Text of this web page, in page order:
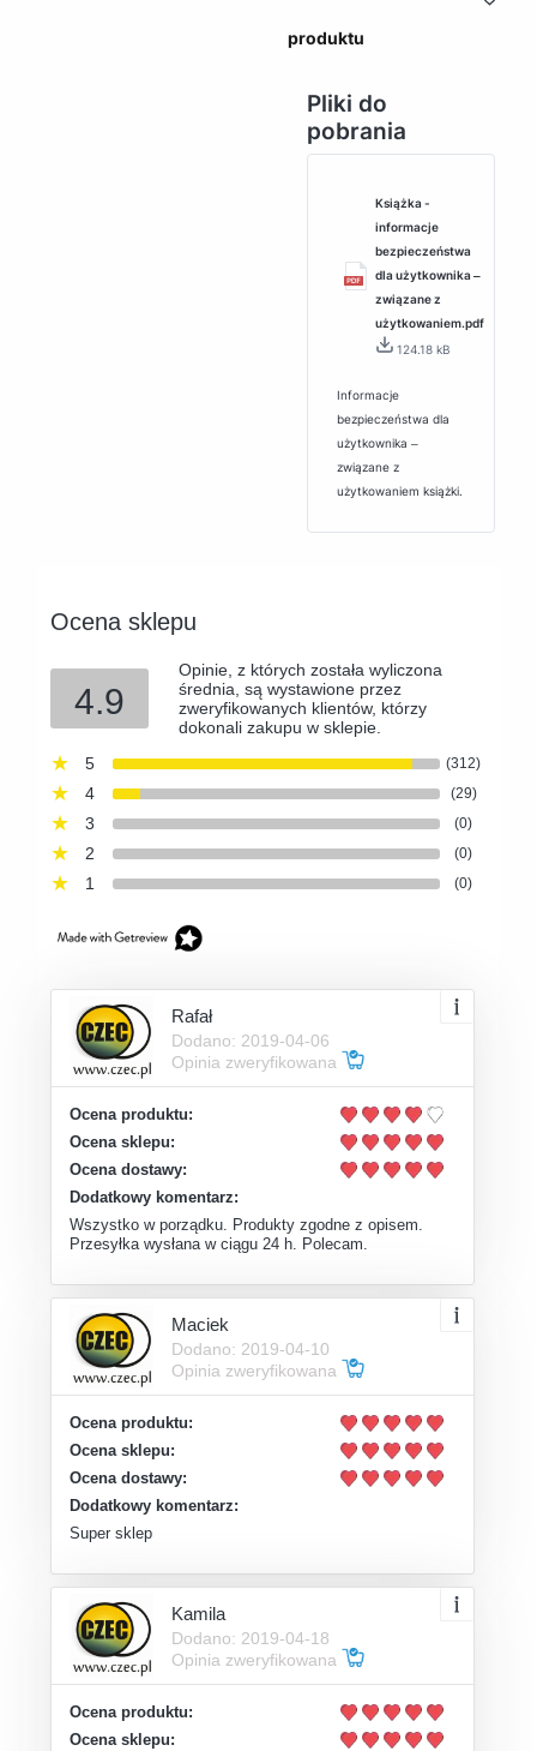
produktu
Pliki do
pobrania
Książka -
informacje
bezpieczeństwa
dla użytkownika ‒
związane z
użytkowaniem.pdf
124.18 kB
Informacje
bezpieczeństwa dla
użytkownika ‒
związane z
użytkowaniem książki.
Ocena sklepu
4.9
Opinie, z których została wyliczona
średnia, są wystawione przez
zweryfikowanych klientów, którzy
dokonali zakupu w sklepie.
5
(312)
4 (29)
3 (0)
2 (0)
1 (0)
Rafał
Dodano: 2019-04-06
Opinia zweryfikowana
Ocena produktu:
Ocena sklepu:
Ocena dostawy:
Dodatkowy komentarz:
Wszystko w porządku. Produkty zgodne z opisem.
Przesyłka wysłana w ciągu 24 h. Polecam.
Maciek
Dodano: 2019-04-10
Opinia zweryfikowana
Ocena produktu:
Ocena sklepu:
Ocena dostawy:
Dodatkowy komentarz:
Super sklep
Kamila
Dodano: 2019-04-18
Opinia zweryfikowana
Ocena produktu:
Ocena sklepu: